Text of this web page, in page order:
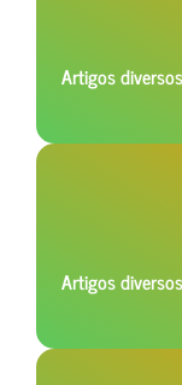
Artigos
Artigos